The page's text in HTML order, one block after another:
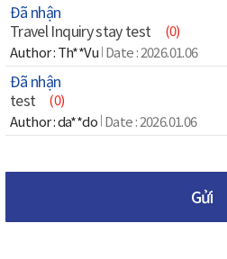
Đã nhận
Travel Inquiry stay test
(0)
Th**Vu
2026.01.06
Đã nhận
test
(0)
da**do
2026.01.06
Gửi